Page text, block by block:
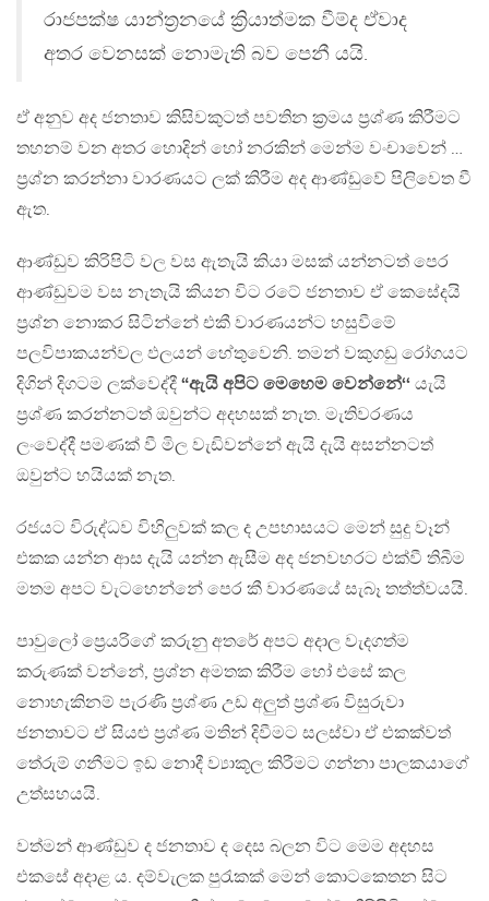
රාජපක්ෂ යාන්ත්‍රනයේ ක්‍රියාත්මක වීම්ද ඒවාද
අතර වෙනසක් නොමැති බව පෙනී යයි.
ඒ අනුව අද ජනතාව කිසිවකුටත් පවතින ක්‍රමය ප්‍රශ්ණ කිරීමට
තහනම් වන අතර හොදින් හෝ නරකින් මෙන්ම වංචාවෙන් …
ප්‍රශ්න කරන්නා වාරණයට ලක් කිරීම අද ආණ්ඩුවේ පිලිවෙත වී
ඇත.
ආණ්ඩුව කිරිපිටි වල වස ඇතැයි කියා මසක් යන්නටත් පෙර
ආණ්ඩුවම වස නැතැයි කියන විට රටේ ජනතාව ඒ කෙසේදයි
ප්‍රශ්න නොකර සිටින්නේ එකී වාරණයන්ට හසුවීමේ
පලවිපාකයන්වල ඵලයන් හේතුවෙනි. තමන් වකුගඩු රෝගයට
දිගින් දිගටම ලක්වෙද්දී “ඇයි අපිට මෙහෙම වෙන්නේ‘‘ යැයි
ප්‍රශ්ණ කරන්නටත් ඔවුන්ට අදහසක් නැත. මැතිවරණය
ලංවෙද්දී පමණක් වී මිල වැඩිවන්නේ ඇයි දැයි අසන්නටත්
ඔවුන්ට හයියක් නැත.
රජයට විරුද්ධව විහිලුවක් කල ද උපහාසයට මෙන් සුදු වෑන්
එකක යන්න ආස දැයි යන්න ඇසීම අද ජනවහරට එක්වී තිබීම
මතම අපට වැටහෙන්නේ පෙර කී වාරණයේ සැබෑ තත්ත්වයයි.
පාවුලෝ ප්‍රෙයරිගේ කරුනු අතරේ අපට අදාල වැදගත්ම
කරුණක් වන්නේ, ප්‍රශ්න අමතක කිරීම හෝ එසේ කල
නොහැකිනම් පැරණි ප්‍රශ්ණ උඩ අලුත් ප්‍රශ්ණ විසුරුවා
ජනතාවට ඒ සියළු ප්‍රශ්ණ මතින් දිවීමට සලස්වා ඒ එකක්වත්
තේරුම් ගනීමට ඉඩ නොදී ව්‍යාකූල කිරීමට ගන්නා පාලකයාගේ
උත්සහයයි.
වත්මන් ආණ්ඩුව ද ජනතාව ද දෙස බලන විට මෙම අදහස
එකසේ අදාළ ය. දම්වැලක පුරැකක් මෙන් කොටකෙතන සිට